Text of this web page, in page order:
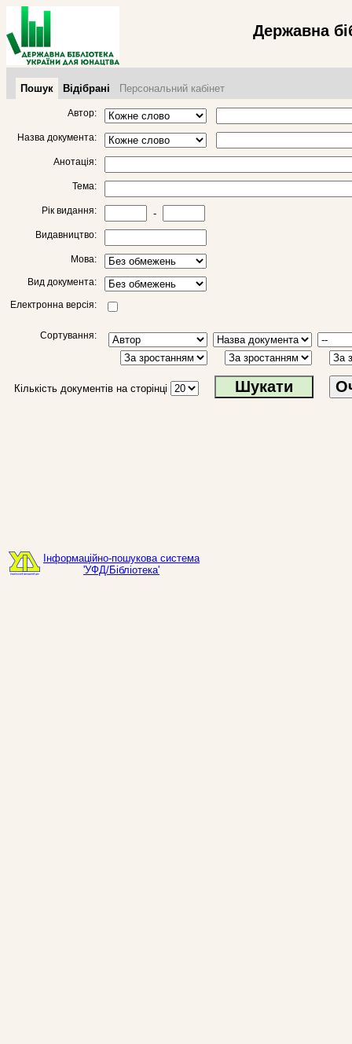
Державна
Пошук Відібрані Персональний кабінет
Автор:
Назва документа:
Анотація:
Тема:
Рік видання: -
Видавництво:
Мова:
Вид документа:
Електронна версія:
Сортування:
Кількість документів на сторінці
Інформаційно-пошукова система
'УФД/Бібліотека'